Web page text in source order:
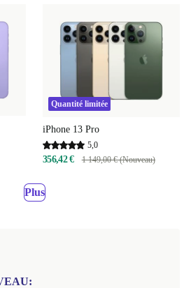
Quantité limitée
iPhone 13 Pro
5,0
356,42 € 1 149,00 € (Nouveau)
Plus